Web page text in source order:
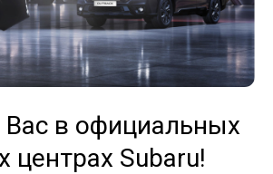
в официальных
центрах Subaru!